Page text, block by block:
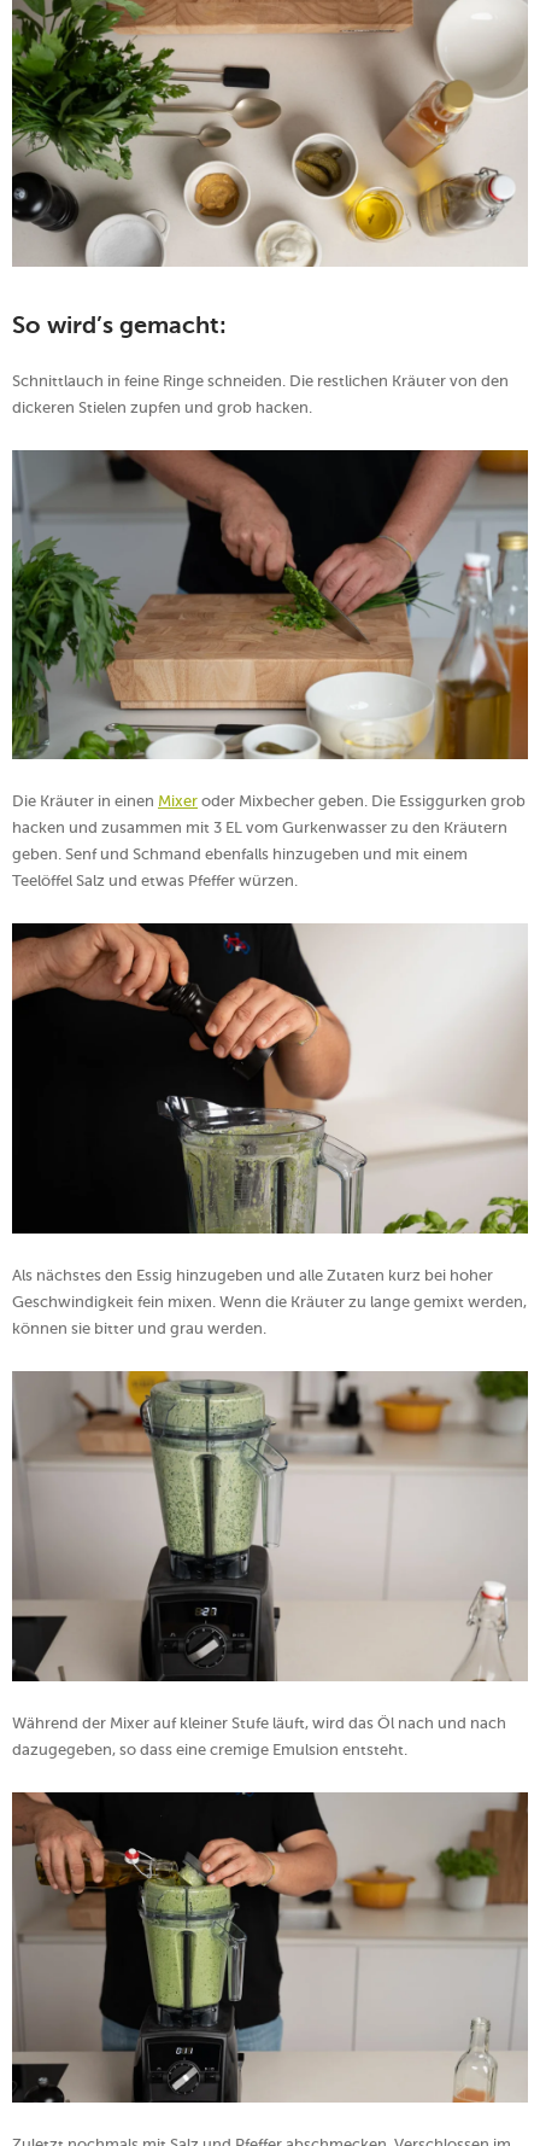
So wird’s gemacht:
Schnittlauch in feine Ringe schneiden. Die restlichen Kräuter von den
dickeren Stielen zupfen und grob hacken.
Die Kräuter in einen Mixer oder Mixbecher geben. Die Essiggurken grob
hacken und zusammen mit 3 EL vom Gurkenwasser zu den Kräutern
geben. Senf und Schmand ebenfalls hinzugeben und mit einem
Teelöffel Salz und etwas Pfeffer würzen.
Als nächstes den Essig hinzugeben und alle Zutaten kurz bei hoher
Geschwindigkeit fein mixen. Wenn die Kräuter zu lange gemixt werden,
können sie bitter und grau werden.
Während der Mixer auf kleiner Stufe läuft, wird das Öl nach und nach
dazugegeben, so dass eine cremige Emulsion entsteht.